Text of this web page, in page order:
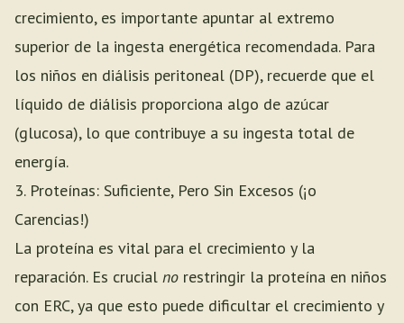
crecimiento, es importante apuntar al extremo
superior de la ingesta energética recomendada. Para
los niños en diálisis peritoneal (DP), recuerde que el
líquido de diálisis proporciona algo de azúcar
(glucosa), lo que contribuye a su ingesta total de
energía.
3. Proteínas: Suficiente, Pero Sin Excesos (¡o
Carencias!)
La proteína es vital para el crecimiento y la
reparación. Es crucial no restringir la proteína en niños
con ERC, ya que esto puede dificultar el crecimiento y